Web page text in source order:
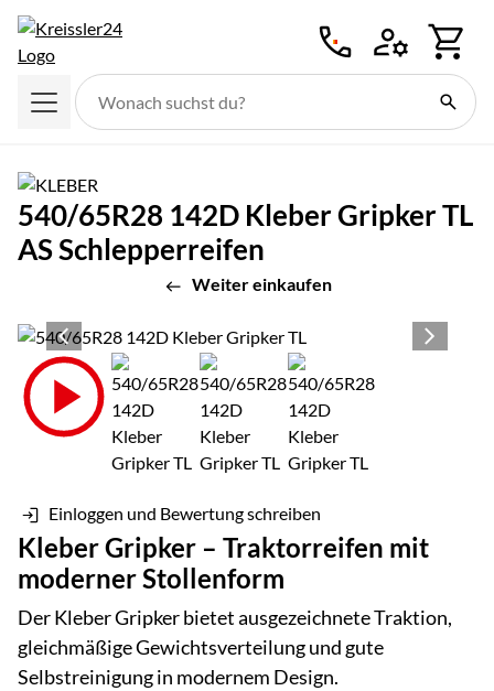
540/65R28 142D Kleber Gripker TL
AS Schlepperreifen
Weiter einkaufen
Produktgalerie
Zur Kaufbox springen
Einloggen und Bewertung schreiben
Kleber Gripker – Traktorreifen mit
moderner Stollenform
Der Kleber Gripker bietet ausgezeichnete Traktion,
gleichmäßige Gewichtsverteilung und gute
Selbstreinigung in modernem Design.